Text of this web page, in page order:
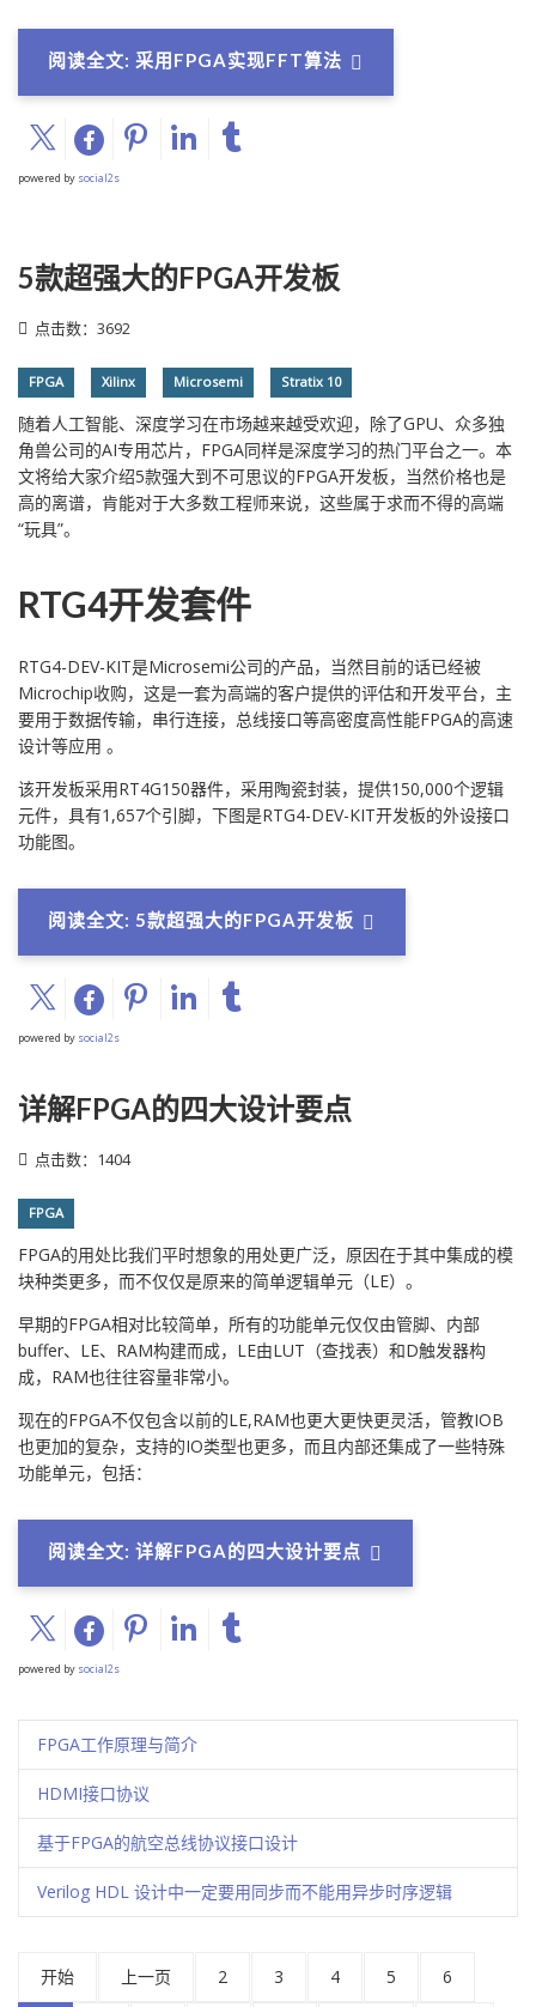
阅读全文: 采用FPGA实现FFT算法
powered by social2s
5款超强大的FPGA开发板
点击数：3692
FPGA Xilinx Microsemi Stratix 10
随着人工智能、深度学习在市场越来越受欢迎，除了GPU、众多独
角兽公司的AI专用芯片，FPGA同样是深度学习的热门平台之一。本
文将给大家介绍5款强大到不可思议的FPGA开发板，当然价格也是
高的离谱，肯能对于大多数工程师来说，这些属于求而不得的高端
“玩具”。
RTG4开发套件
RTG4-DEV-KIT是Microsemi公司的产品，当然目前的话已经被
Microchip收购，这是一套为高端的客户提供的评估和开发平台，主
要用于数据传输，串行连接，总线接口等高密度高性能FPGA的高速
设计等应用 。
该开发板采用RT4G150器件，采用陶瓷封装，提供150,000个逻辑
元件，具有1,657个引脚，下图是RTG4-DEV-KIT开发板的外设接口
功能图。
阅读全文: 5款超强大的FPGA开发板
powered by social2s
详解FPGA的四大设计要点
点击数：1404
FPGA
FPGA的用处比我们平时想象的用处更广泛，原因在于其中集成的模
块种类更多，而不仅仅是原来的简单逻辑单元（LE）。
早期的FPGA相对比较简单，所有的功能单元仅仅由管脚、内部
buffer、LE、RAM构建而成，LE由LUT（查找表）和D触发器构
成，RAM也往往容量非常小。
现在的FPGA不仅包含以前的LE,RAM也更大更快更灵活，管教IOB
也更加的复杂，支持的IO类型也更多，而且内部还集成了一些特殊
功能单元，包括：
阅读全文: 详解FPGA的四大设计要点
powered by social2s
FPGA工作原理与简介
HDMI接口协议
基于FPGA的航空总线协议接口设计
Verilog HDL 设计中一定要用同步而不能用异步时序逻辑
开始 上一页 2 3 4 5 6